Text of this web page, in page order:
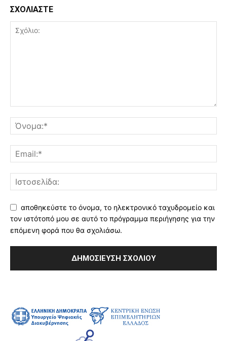
ΣΧΟΛΙΑΣΤΕ
αποθηκεύστε το όνομα, το ηλεκτρονικό ταχυδρομείο και
τον ιστότοπό μου σε αυτό το πρόγραμμα περιήγησης για την
επόμενη φορά που θα σχολιάσω.